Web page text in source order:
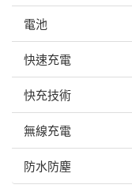
電池
快速充電
快充技術
無線充電
防水防塵